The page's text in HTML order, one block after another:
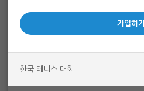
한국 테니스 대회